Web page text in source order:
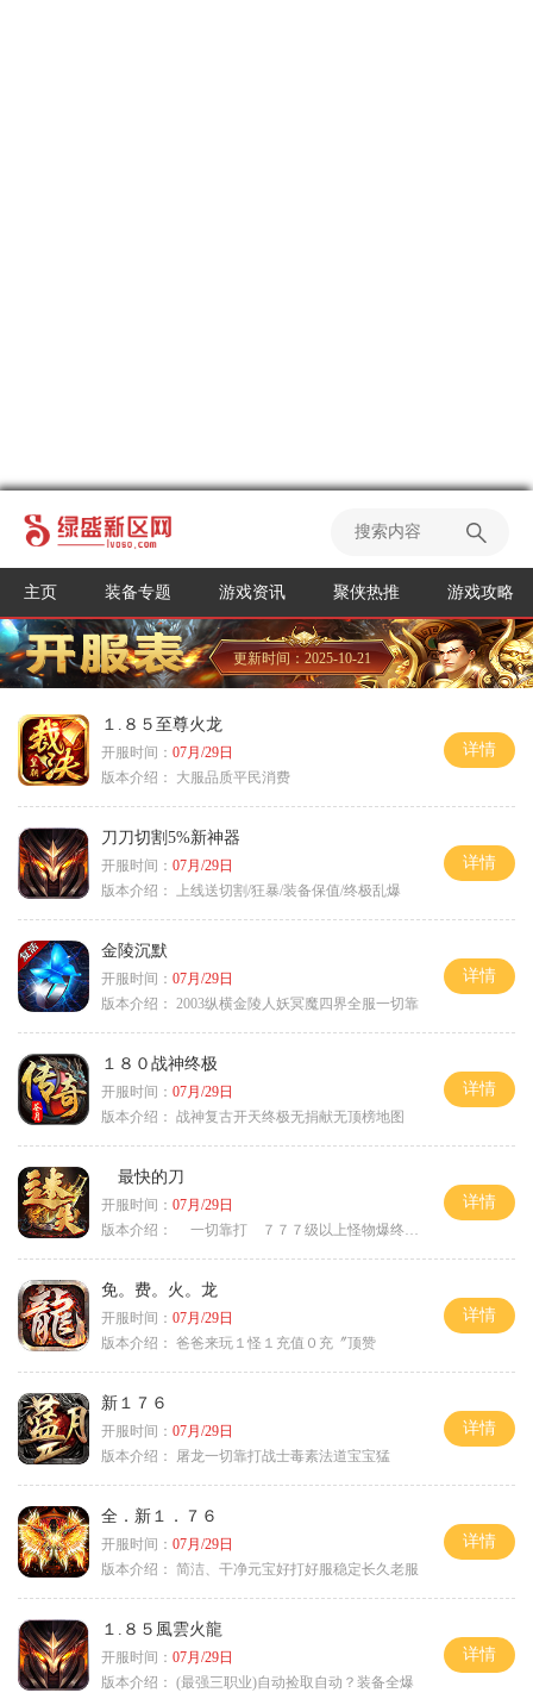
主页 装备专题 游戏资讯 聚侠热推 游戏攻略
更新时间：2025-10-21
１.８５至尊火龙
开服时间： 07月/29日
版本介绍：
大服品质平民消费
详情
刀刀切割5%新神器
开服时间： 07月/29日
版本介绍：
上线送切割/狂暴/装备保值/终极乱爆
详情
金陵沉默
开服时间： 07月/29日
版本介绍： 2003纵横金陵人妖冥魔四界全服一切靠
详情
１８０战神终极
开服时间： 07月/29日
版本介绍： 战神复古开天终极无捐献无顶榜地图
详情
最快的刀
开服时间： 07月/29日
版本介绍：
一切靠打 ７７７级以上怪物爆终极
详情
免。费。火。龙
开服时间： 07月/29日
版本介绍： 爸爸来玩１怪１充值０充〞顶赞
详情
新１７６
开服时间： 07月/29日
版本介绍：
屠龙一切靠打战士毒素法道宝宝猛
详情
全．新１．７６
开服时间： 07月/29日
版本介绍： 简洁、干净元宝好打好服稳定长久老服
详情
１.８５風雲火龍
开服时间： 07月/29日
版本介绍： (最强三职业)自动捡取自动？装备全爆
详情